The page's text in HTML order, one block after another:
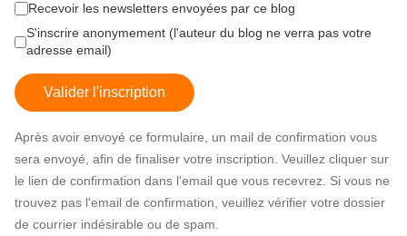
Recevoir les newsletters envoyées par ce blog
S'inscrire anonymement (l'auteur du blog ne verra pas votre
adresse email)
Valider l'inscription
Après avoir envoyé ce formulaire, un mail de confirmation vous
sera envoyé, afin de finaliser votre inscription. Veuillez cliquer sur
le lien de confirmation dans l'email que vous recevrez. Si vous ne
trouvez pas l'email de confirmation, veuillez vérifier votre dossier
de courrier indésirable ou de spam.